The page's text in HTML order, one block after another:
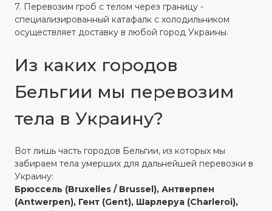
7. Перевозим гроб с телом через границу -
специализированный катафалк с холодильником
осуществляет доставку в любой город Украины.
Из каких городов
Бельгии мы перевозим
тела в Украину?
Вот лишь часть городов Бельгии, из которых мы
забираем тела умерших для дальнейшей перевозки в
Украину:
Брюссель (Bruxelles / Brussel), Антверпен
(Antwerpen), Гент (Gent), Шарлеруа (Charleroi),